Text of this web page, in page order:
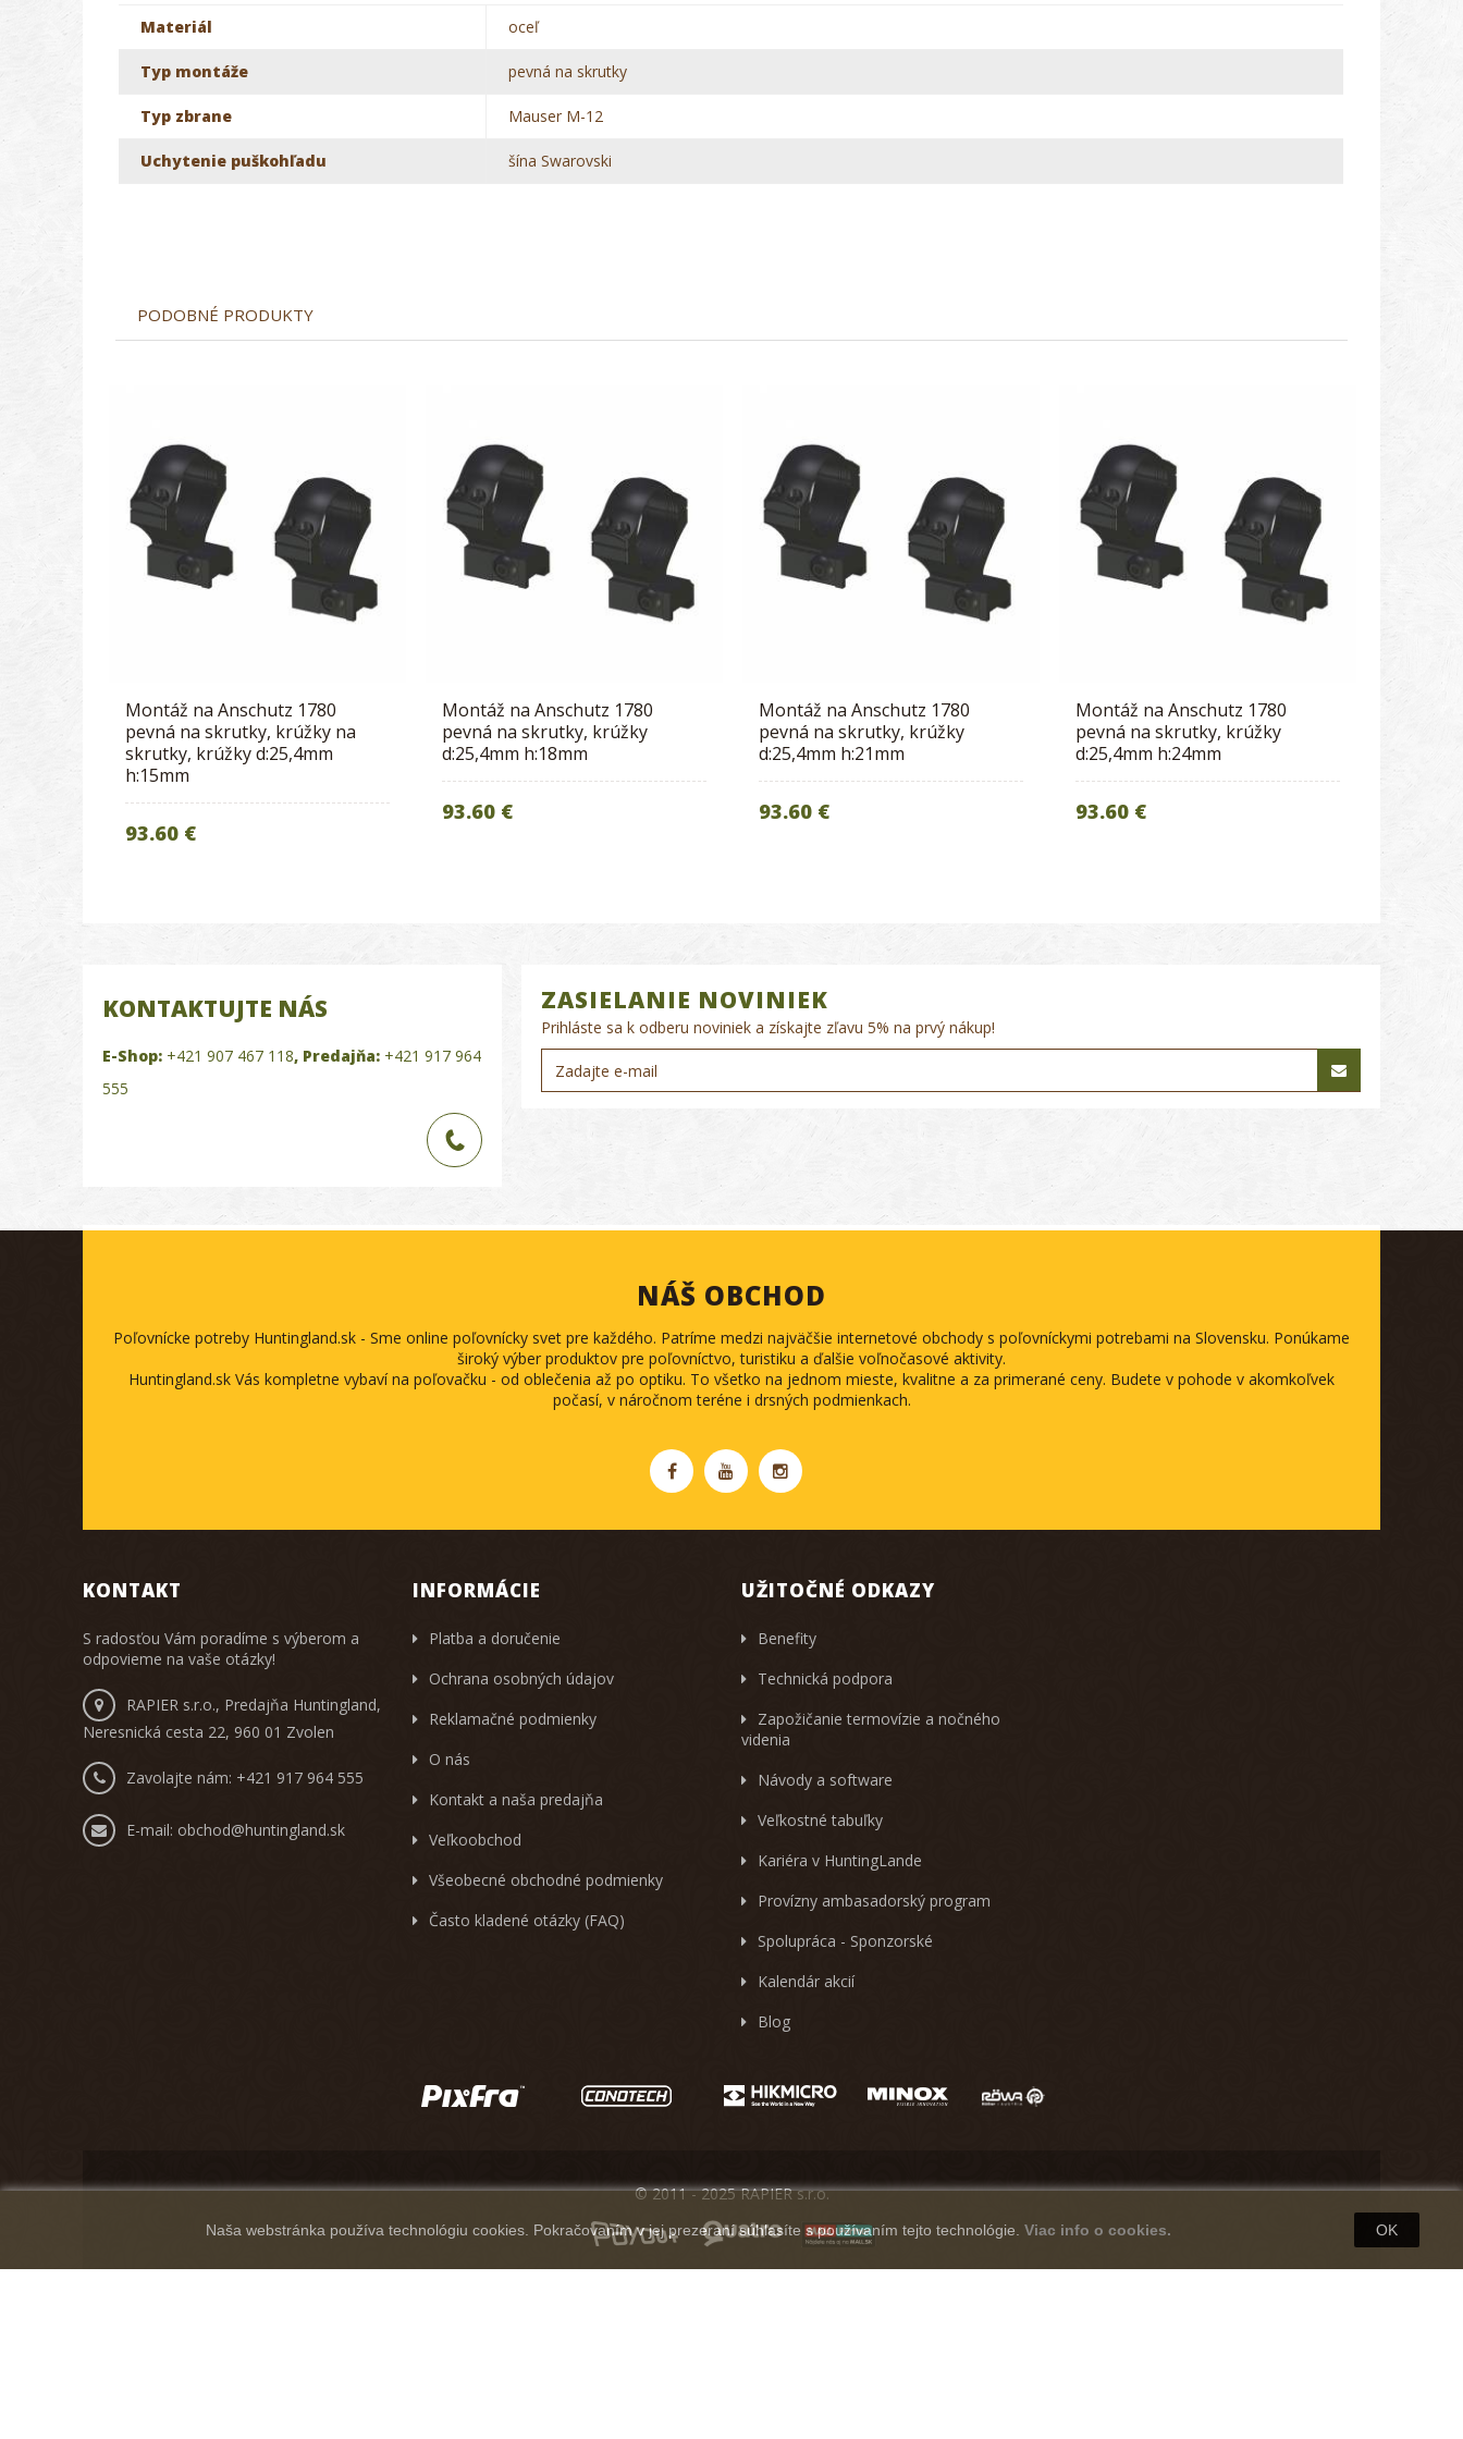
Materiál oceľ
Typ montáže pevná na skrutky
Typ zbrane Mauser M-12
Uchytenie puškohľadu šína Swarovski
PODOBNÉ PRODUKTY
Montáž na Anschutz 1780
pevná na skrutky, krúžky na
skrutky, krúžky d:25,4mm
h:15mm
93.60 €
Montáž na Anschutz 1780
pevná na skrutky, krúžky
d:25,4mm h:18mm
93.60 €
Montáž na Anschutz 1780
pevná na skrutky, krúžky
d:25,4mm h:21mm
93.60 €
Montáž na Anschutz 1780
pevná na skrutky, krúžky
d:25,4mm h:24mm
93.60 €
KONTAKTUJTE NÁS
E-Shop: +421 907 467 118, Predajňa: +421 917 964
555
ZASIELANIE NOVINIEK
Prihláste sa k odberu noviniek a získajte zľavu 5% na prvý nákup!
NÁŠ OBCHOD
Poľovnícke potreby Huntingland.sk - Sme online poľovnícky svet pre každého. Patríme medzi najväčšie internetové obchody s poľovníckymi potrebami na Slovensku. Ponúkame
široký výber produktov pre poľovníctvo, turistiku a ďalšie voľnočasové aktivity.
Huntingland.sk Vás kompletne vybaví na poľovačku - od oblečenia až po optiku. To všetko na jednom mieste, kvalitne a za primerané ceny. Budete v pohode v akomkoľvek
počasí, v náročnom teréne i drsných podmienkach.
KONTAKT
S radosťou Vám poradíme s výberom a
odpovieme na vaše otázky!
RAPIER s.r.o., Predajňa Huntingland,
Neresnická cesta 22, 960 01 Zvolen
Zavolajte nám: +421 917 964 555
E-mail: obchod@huntingland.sk
INFORMÁCIE
Platba a doručenie
Ochrana osobných údajov
Reklamačné podmienky
O nás
Kontakt a naša predajňa
Veľkoobchod
Všeobecné obchodné podmienky
Často kladené otázky (FAQ)
UŽITOČNÉ ODKAZY
Benefity
Technická podpora
Zapožičanie termovízie a nočného
videnia
Návody a software
Veľkostné tabuľky
Kariéra v HuntingLande
Provízny ambasadorský program
Spolupráca - Sponzorské
Kalendár akcií
Blog
Naša webstránka používa technológiu cookies. Pokračovaním v jej prezeraní súhlasíte s používaním tejto technológie. Viac info o cookies. OK
© 2011 - 2025 RAPIER s.r.o.